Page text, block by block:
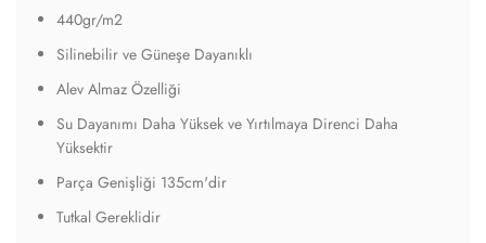
440gr/m2
Silinebilir ve Güneşe Dayanıklı
Alev Almaz Özelliği
Su Dayanımı Daha Yüksek ve Yırtılmaya Direnci Daha
Yüksektir
Parça Genişliği 135cm'dir
Tutkal Gereklidir